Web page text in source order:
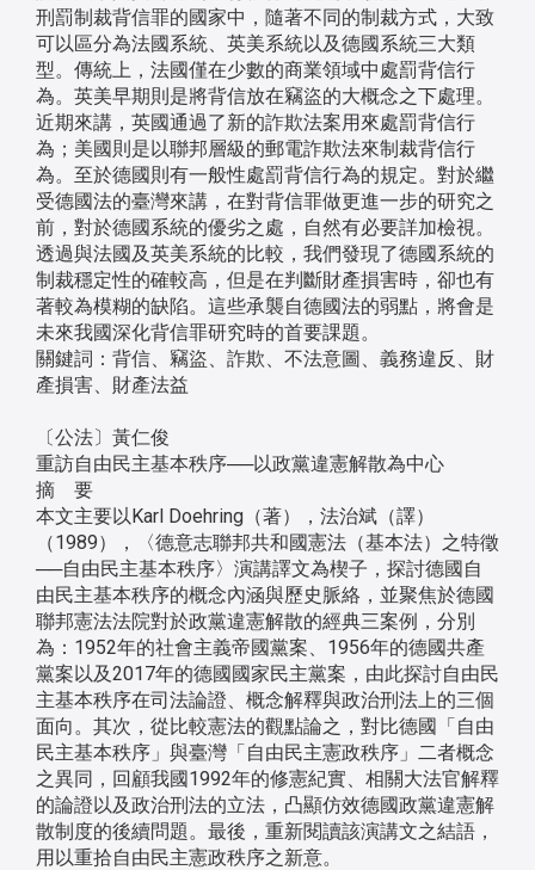
刑罰制裁背信罪的國家中，隨著不同的制裁方式，大致
可以區分為法國系統、英美系統以及德國系統三大類
型。傳統上，法國僅在少數的商業領域中處罰背信行
為。英美早期則是將背信放在竊盜的大概念之下處理。
近期來講，英國通過了新的詐欺法案用來處罰背信行
為；美國則是以聯邦層級的郵電詐欺法來制裁背信行
為。至於德國則有一般性處罰背信行為的規定。對於繼
受德國法的臺灣來講，在對背信罪做更進一步的研究之
前，對於德國系統的優劣之處，自然有必要詳加檢視。
透過與法國及英美系統的比較，我們發現了德國系統的
制裁穩定性的確較高，但是在判斷財產損害時，卻也有
著較為模糊的缺陷。這些承襲自德國法的弱點，將會是
未來我國深化背信罪研究時的首要課題。
關鍵詞：背信、竊盜、詐欺、不法意圖、義務違反、財
產損害、財產法益
〔公法〕黃仁俊
重訪自由民主基本秩序──以政黨違憲解散為中心
摘 要
本文主要以Karl Doehring（著），法治斌（譯）
（1989），〈德意志聯邦共和國憲法（基本法）之特徵
──自由民主基本秩序〉演講譯文為楔子，探討德國自
由民主基本秩序的概念內涵與歷史脈絡，並聚焦於德國
聯邦憲法法院對於政黨違憲解散的經典三案例，分別
為：1952年的社會主義帝國黨案、1956年的德國共產
黨案以及2017年的德國國家民主黨案，由此探討自由民
主基本秩序在司法論證、概念解釋與政治刑法上的三個
面向。其次，從比較憲法的觀點論之，對比德國「自由
民主基本秩序」與臺灣「自由民主憲政秩序」二者概念
之異同，回顧我國1992年的修憲紀實、相關大法官解釋
的論證以及政治刑法的立法，凸顯仿效德國政黨違憲解
散制度的後續問題。最後，重新閱讀該演講文之結語，
用以重拾自由民主憲政秩序之新意。